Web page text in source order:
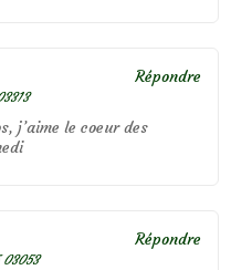
j’aime le coeur des
Répondre
03053
Répondre